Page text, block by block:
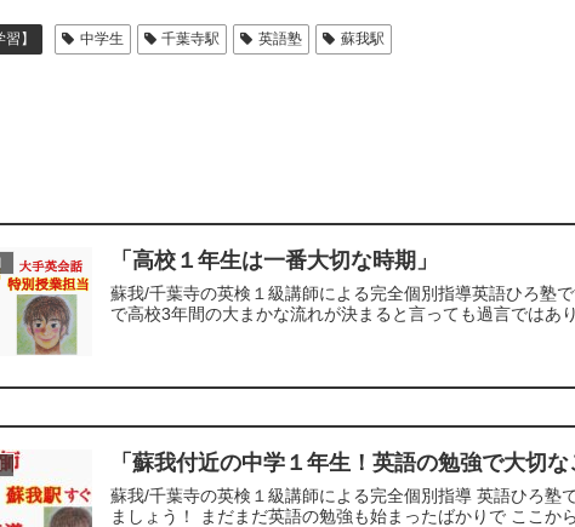
】 中学生 千葉寺駅 英語塾 蘇我駅
「高校１年生は一番大切な時期」
蘇我/千葉寺の英検１級講師による完全個別指導英語ひろ塾
で高校3年間の大まかな流れが決まると言っても過言ではあ
「蘇我付近の中学１年生！英語の勉強で大切
蘇我/千葉寺の英検１級講師による完全個別指導 英語ひろ塾
ましょう！ まだまだ英語の勉強も始まったばかりで ここか